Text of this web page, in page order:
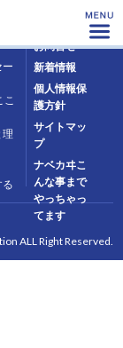
こ
理
お問合せ
新着情報
個人情報保
護方針
サイトマッ
プ
ナベカヰこ
んな事まで
やっちゃっ
てます
ALL Right Reserved.